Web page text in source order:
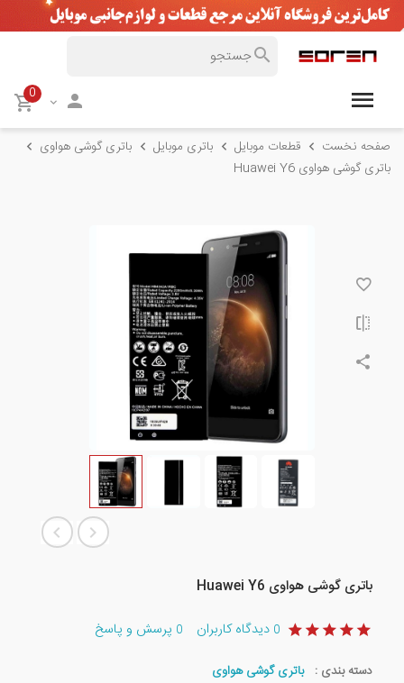
0
صفحه نخست قطعات موبایل باتری موبایل
باتری گوشی هواوی
باتری گوشی هواوی Huawei Y6
باتری گوشی هواوی Huawei Y6
0 دیدگاه کاربران 0 پرسش و پاسخ
دسته بندی : باتری گوشی هواوی